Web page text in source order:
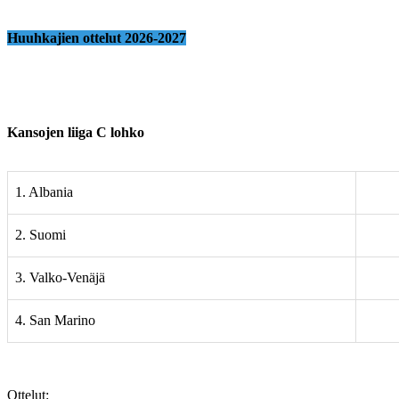
Huuhkajien ottelut 2026-2027
Kansojen liiga C lohko
1. Albania
2. Suomi
3. Valko-Venäjä
4. San Marino
Ottelut: